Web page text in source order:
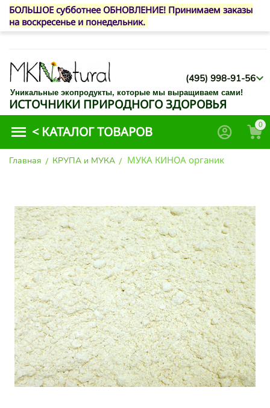
БОЛЬШОЕ субботнее ОБНОВЛЕНИЕ! Принимаем заказы
на воскресенье и понедельник.
(495) 998-91-56
Уникальные экопродукты, которые мы выращиваем сами!
ИСТОЧНИКИ ПРИРОДНОГО ЗДОРОВЬЯ
< КАТАЛОГ ТОВАРОВ 0
Главная / КРУПА и МУКА / МУКА КИНОА органик